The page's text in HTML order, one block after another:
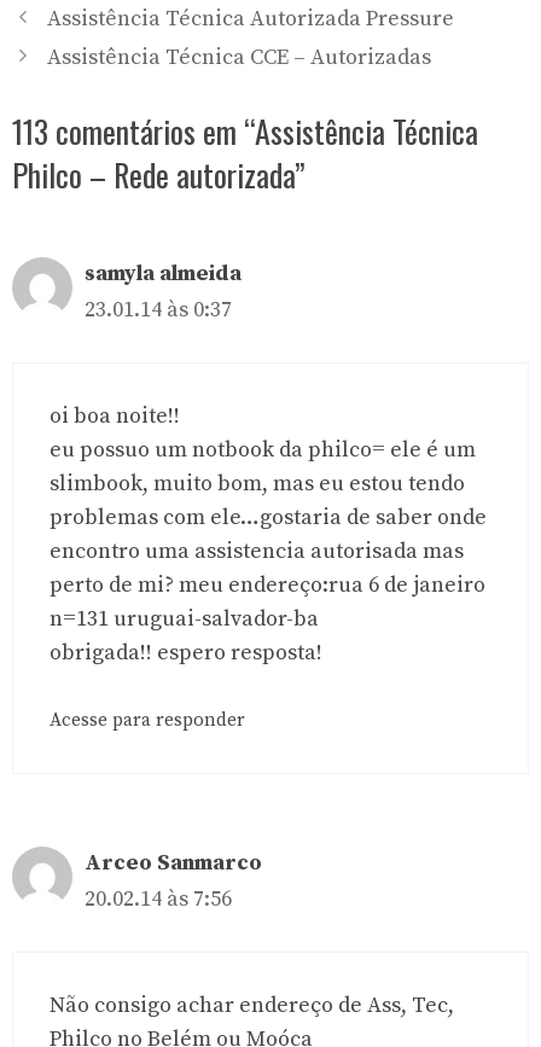
Assistência Técnica Autorizada Pressure
Assistência Técnica CCE – Autorizadas
113 comentários em “Assistência Técnica
Philco – Rede autorizada”
samyla almeida
23.01.14 às 0:37
oi boa noite!!
eu possuo um notbook da philco= ele é um
slimbook, muito bom, mas eu estou tendo
problemas com ele…gostaria de saber onde
encontro uma assistencia autorisada mas
perto de mi? meu endereço:rua 6 de janeiro
n=131 uruguai-salvador-ba
obrigada!! espero resposta!
Acesse para responder
Arceo Sanmarco
20.02.14 às 7:56
Não consigo achar endereço de Ass, Tec,
Philco no Belém ou Moóca